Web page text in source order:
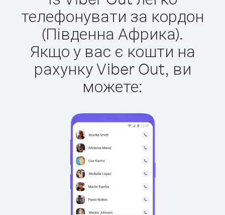
телефонувати за кордон
(Південна Африка).
Якщо у вас є кошти на
рахунку Viber Out, ви
можете: